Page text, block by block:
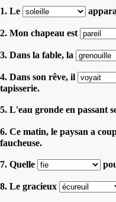
1. Le
2. Mon chapeau est
3. Dans la fable, la
4. Dans son rêve, il
tapisserie.
5. L'eau gronde en passant
6. Ce matin, le paysan a
faucheuse.
7. Quelle
8. Le gracieux